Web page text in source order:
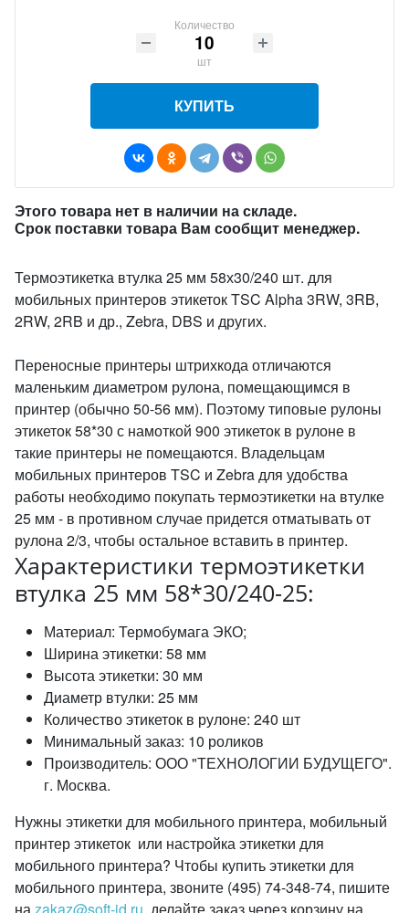
Количество
шт
КУПИТЬ
Этого товара нет в наличии на складе.
Срок поставки товара Вам сообщит менеджер.
Термоэтикетка втулка 25 мм 58х30/240 шт. для
мобильных принтеров этикеток TSC Alpha 3RW, 3RB,
2RW, 2RB и др., Zebra, DBS и других.
Переносные принтеры штрихкода отличаются
маленьким диаметром рулона, помещающимся в
принтер (обычно 50-56 мм). Поэтому типовые рулоны
этикеток 58*30 с намоткой 900 этикеток в рулоне в
такие принтеры не помещаются. Владельцам
мобильных принтеров TSC и Zebra для удобства
работы необходимо покупать термоэтикетки на втулке
25 мм - в противном случае придется отматывать от
рулона 2/3, чтобы остальное вставить в принтер.
Характеристики термоэтикетки
втулка 25 мм 58*30/240-25:
Материал: Термобумага ЭКО;
Ширина этикетки: 58 мм
Высота этикетки: 30 мм
Диаметр втулки: 25 мм
Количество этикеток в рулоне: 240 шт
Минимальный заказ: 10 роликов
Производитель: ООО "ТЕХНОЛОГИИ БУДУЩЕГО".
г. Москва.
Нужны этикетки для мобильного принтера, мобильный
принтер этикеток или настройка этикетки для
мобильного принтера? Чтобы купить этикетки для
мобильного принтера, звоните (495) 74-348-74, пишите